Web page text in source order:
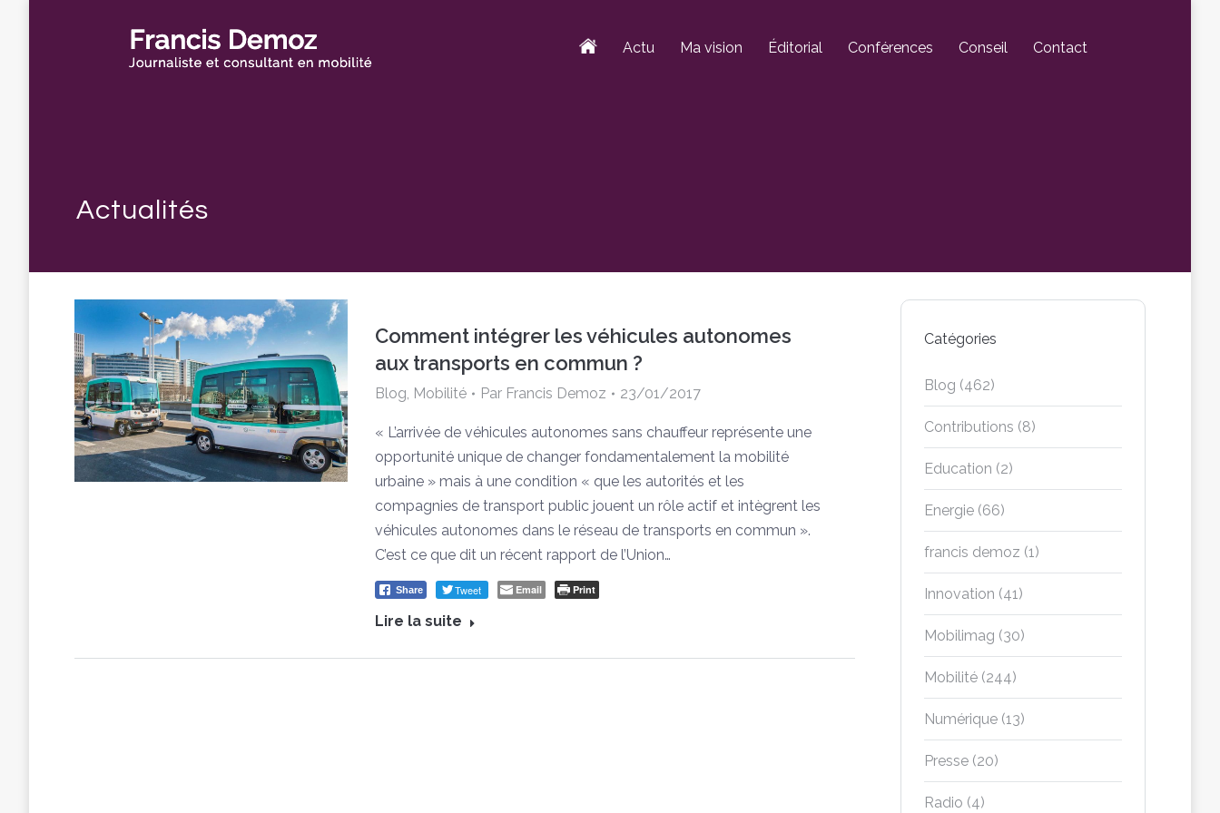
Actu Ma vision Éditorial Conférences Conseil Contact
Comment intégrer les véhicules autonomes
aux transports en commun ?
Blog, Mobilité Par Francis Demoz 23/01/2017
« L’arrivée de véhicules autonomes sans chauffeur représente une
opportunité unique de changer fondamentalement la mobilité
urbaine » mais à une condition « que les autorités et les
compagnies de transport public jouent un rôle actif et intègrent les
véhicules autonomes dans le réseau de transports en commun ».
C’est ce que dit un récent rapport de l’Union…
Share Tweet Email Print
Lire la suite
Catégories
Blog (462)
Contributions (8)
Education (2)
Energie (66)
francis demoz (1)
Innovation (41)
Mobilimag (30)
Mobilité (244)
Numérique (13)
Presse (20)
Radio (4)